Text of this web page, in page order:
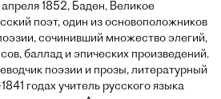
1852, Баден, Великое
поэт, один из основоположников
сочинивший множество элегий,
баллад и эпических произведений.
поэзии и прозы, литературный
годах учитель русского языка